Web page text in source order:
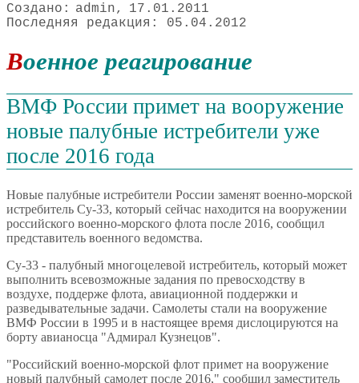
admin
17.01.2011
05.04.2012
Военное реагирование
ВМФ России примет на вооружение
новые палубные истребители уже
после 2016 года
Новые палубные истребители России заменят военно-морской
истребитель Су-33, который сейчас находится на вооружении
российского военно-морского флота после 2016, сообщил
представитель военного ведомства.
Су-33 - палубный многоцелевой истребитель, который может
выполнить всевозможные задания по превосходству в
воздухе, поддерже флота, авиационной поддержки и
разведывательные задачи. Самолеты стали на вооружение
ВМФ России в 1995 и в настоящее время дислоцируются на
борту авианосца "Адмирал Кузнецов".
"Российский военно-морской флот примет на вооружение
новый палубный самолет после 2016," сообщил заместитель